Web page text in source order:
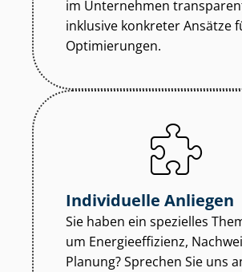
im Unternehmen
inklusive konkreter Ansätze
Optimierungen.
Individuelle Anliegen
Sie haben ein spezielles
um En­er­gie­ef­fi­zi­enz,
Planung? Sprechen Sie uns